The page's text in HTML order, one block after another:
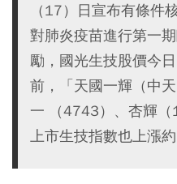
（17）日宣布有條件
對肺炎疫苗進行第一
勵，國光生技股價今
前，「天國一輝（中
一 （4743）、杏輝（
上市生技指數也上漲約